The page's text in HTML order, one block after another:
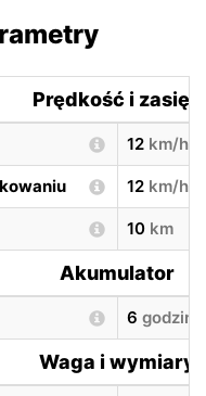
Prędkość i zasięg
12 km/h
12 km/h
10 km
Akumulator
6 godzin
Waga i wymiary